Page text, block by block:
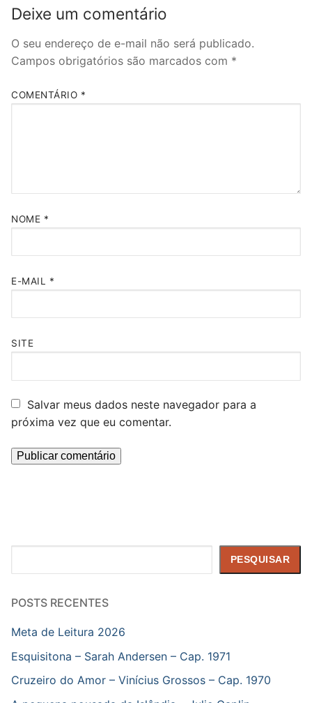
Deixe um comentário
O seu endereço de e-mail não será publicado.
Campos obrigatórios são marcados com *
COMENTÁRIO *
NOME *
E-MAIL *
SITE
Salvar meus dados neste navegador para a
próxima vez que eu comentar.
PESQUISAR
POSTS RECENTES
Meta de Leitura 2026
Esquisitona – Sarah Andersen – Cap. 1971
Cruzeiro do Amor – Vinícius Grossos – Cap. 1970